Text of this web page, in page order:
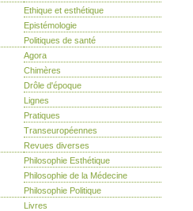
Ethique et esthétique
Epistémologie
Politiques de santé
Agora
Chimères
Drôle d'époque
Lignes
Pratiques
Transeuropéennes
Revues diverses
Philosophie Esthétique
Philosophie de la Médecine
Philosophie Politique
Livres